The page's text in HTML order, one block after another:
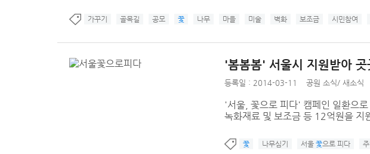
가꾸기 골목길 공모 꽃 나무 마을 미술 벽화 보조금 시민참여
'봄봄봄' 서울시 지원받아 곳
등록일 : 2014-03-11 공원 소식/ 새소식
'서울, 꽃으로 피다' 캠페인 일환으
녹화재료 및 보조금 등 12억원을 지
꽃 나무심기 서울 꽃으로 피다